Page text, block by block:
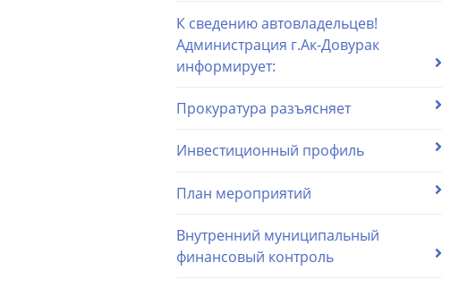
К сведению автовладельцев!
Администрация г.Ак-Довурак
информирует:
Прокуратура разъясняет
Инвестиционный профиль
План мероприятий
Внутренний муниципальный
финансовый контроль